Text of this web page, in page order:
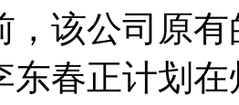
，该公司原
东春正计划